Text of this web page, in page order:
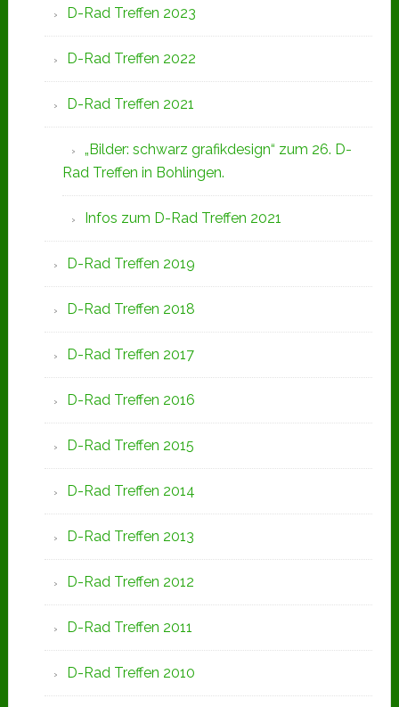
D-Rad Treffen 2023
D-Rad Treffen 2022
D-Rad Treffen 2021
„Bilder: schwarz grafikdesign“ zum 26. D-
Rad Treffen in Bohlingen.
Infos zum D-Rad Treffen 2021
D-Rad Treffen 2019
D-Rad Treffen 2018
D-Rad Treffen 2017
D-Rad Treffen 2016
D-Rad Treffen 2015
D-Rad Treffen 2014
D-Rad Treffen 2013
D-Rad Treffen 2012
D-Rad Treffen 2011
D-Rad Treffen 2010